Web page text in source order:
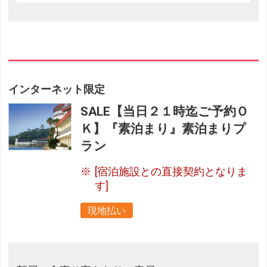
インターネット限定
SALE【当日２１時迄ご予約Ｏ
Ｋ】『素泊まり』素泊まりプ
ラン
[宿泊施設との直接契約となりま
す]
現地払い